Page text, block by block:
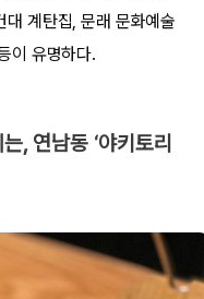
계탄집, 문래 문화예술
이 유명하다.
, 연남동 ‘야키토리